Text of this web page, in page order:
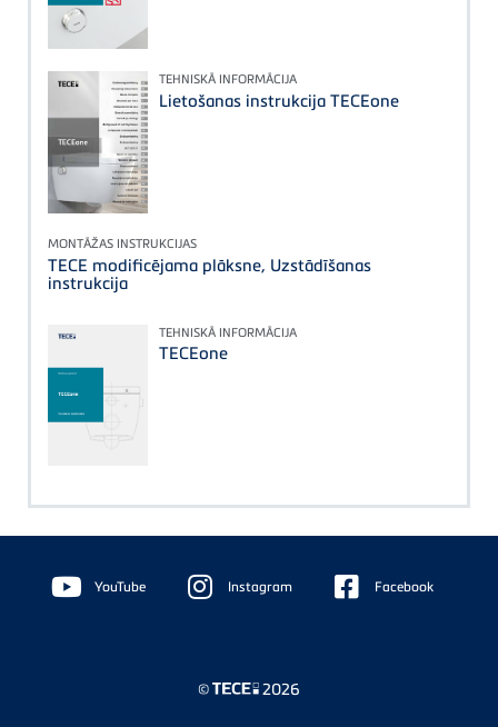
TEHNISKĀ INFORMĀCIJA
Lietošanas instrukcija TECEone
MONTĀŽAS INSTRUKCIJAS
TECE modificējama plāksne, Uzstādīšanas
instrukcija
TEHNISKĀ INFORMĀCIJA
TECEone
Floating
Sidebar YouTube Instagram Facebook
© 2026